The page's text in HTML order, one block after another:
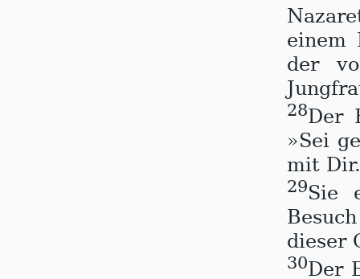
einem
der
28Der
»Sei
mit
29Sie
dieser
30Der